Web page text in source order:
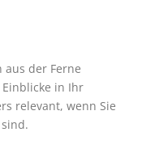
aus der Ferne
in Ihr
relevant, wenn Sie